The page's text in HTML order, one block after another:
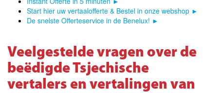
Start hier uw vertaalofferte & Bestel in onze webshop ►
De snelste Offerteservice in de Benelux! ►
Veelgestelde vragen over de
beëdigde Tsjechische
vertalers en vertalingen van